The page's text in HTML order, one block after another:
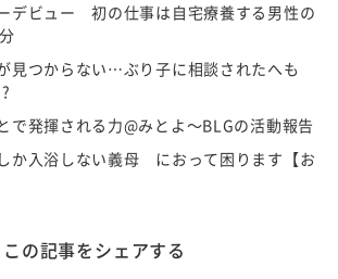
デビュー 初の仕事は自宅療養する男性の
見つからない…ぶり子に相談されたへも
で発揮される力@みとよ～BLGの活動報告
か入浴しない義母 におって困ります【お
この記事をシェアする